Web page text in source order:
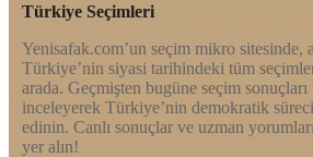
Türkiye Seçimleri
Yenisafak.com’un seçim mikro sitesinde,
Türkiye’nin siyasi tarihindeki tüm
arada. Geçmişten bugüne seçim
inceleyerek Türkiye’nin demokratik
edinin. Canlı sonuçlar ve uzman
yer alın!